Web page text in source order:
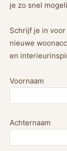
je zo snel
Schrijf je in
nieuwe
en
Voornaam
Achternaam